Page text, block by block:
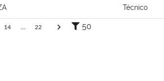
Técnico
14 22 50